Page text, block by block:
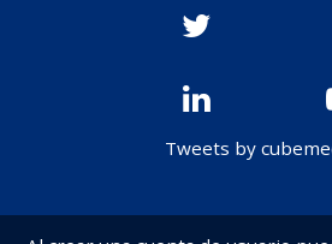
Tweets by